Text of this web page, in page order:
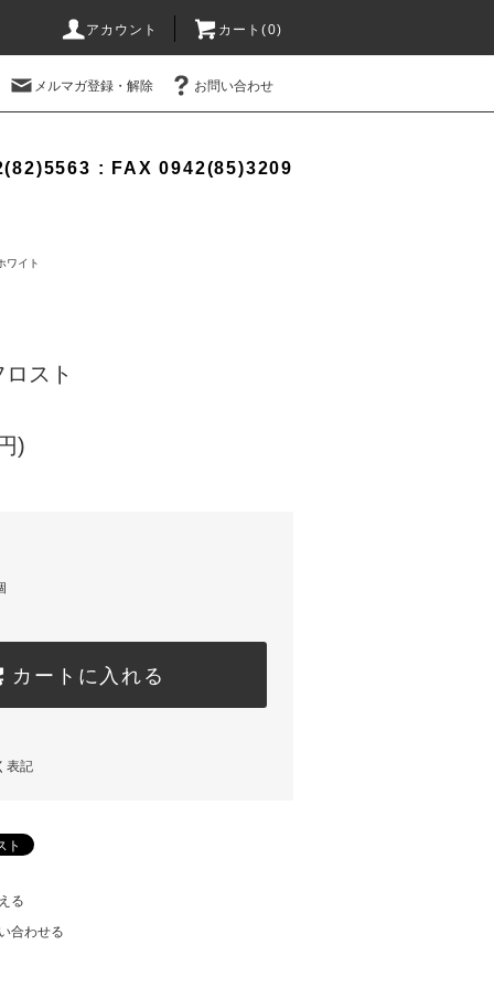
アカウント カート(0)
メルマガ登録・解除 お問い合わせ
: FAX 0942(85)3209
ワイト
スト
)
カートに入れる
表記
る
合わせる